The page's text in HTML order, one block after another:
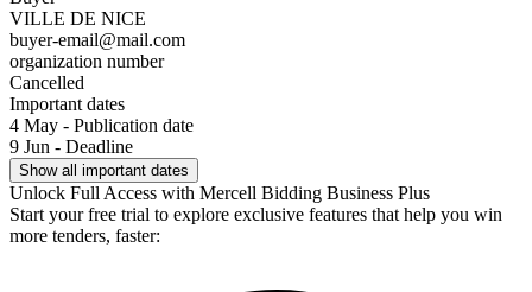
VILLE DE NICE
buyer-email@mail.com
organization number
Cancelled
Important dates
4 May - Publication date
9 Jun - Deadline
Show all important dates
Unlock Full Access with Mercell Bidding Business Plus
Start your free trial to explore exclusive features that help you win
more tenders, faster: